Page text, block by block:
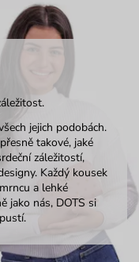
jejich podobách.
takové, jaké
záležitostí,
Každý kousek
a lehké
jako nás, DOTS si